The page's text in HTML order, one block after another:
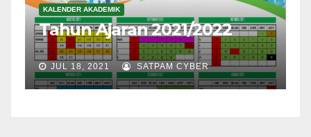
KALENDER AKADEMIK
Tahun Ajaran 2021/2022
JUL 18, 2021 SATPAM CYBER